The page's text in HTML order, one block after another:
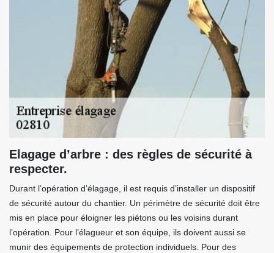
Elagage d’arbre : des règles de sécurité à
respecter.
Durant l’opération d’élagage, il est requis d’installer un dispositif
de sécurité autour du chantier. Un périmètre de sécurité doit être
mis en place pour éloigner les piétons ou les voisins durant
l’opération. Pour l’élagueur et son équipe, ils doivent aussi se
munir des équipements de protection individuels. Pour des